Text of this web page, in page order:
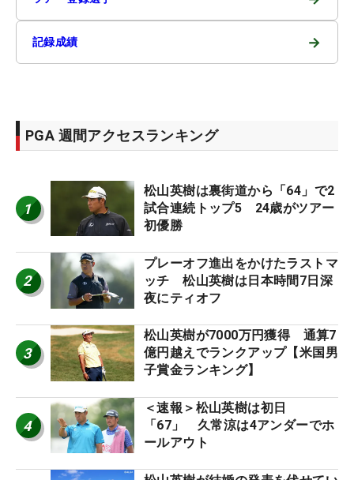
記録成績 →
PGA 週間アクセスランキング
1
松山英樹は裏街道から「64」で2
試合連続トップ5 24歳がツアー
初優勝
2
プレーオフ進出をかけたラストマ
ッチ 松山英樹は日本時間7日深
夜にティオフ
3
松山英樹が7000万円獲得 通算7
億円越えでランクアップ【米国男
子賞金ランキング】
4
＜速報＞松山英樹は初日
「67」 久常涼は4アンダーでホ
ールアウト